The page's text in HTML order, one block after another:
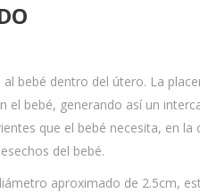
bebé dentro del útero. La
el bebé, generando así un
que el bebé necesita, en la
del bebé.
aproximado de 2.5cm,